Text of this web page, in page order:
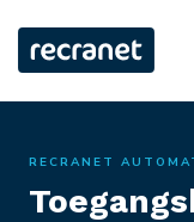
RECRANET